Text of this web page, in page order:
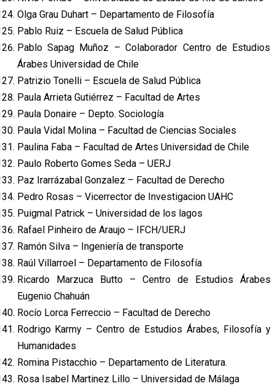
Olga Grau Duhart – Departamento de Filosofía
Pablo Ruiz – Escuela de Salud Pública
Pablo Sapag Muñoz – Colaborador Centro de Estudios
Árabes Universidad de Chile
Patrizio Tonelli – Escuela de Salud Pública
Paula Arrieta Gutiérrez – Facultad de Artes
Paula Donaire – Depto. Sociología
Paula Vidal Molina – Facultad de Ciencias Sociales
Paulina Faba – Facultad de Artes Universidad de Chile
Paulo Roberto Gomes Seda – UERJ
Paz Irarrázabal Gonzalez – Facultad de Derecho
Pedro Rosas – Vicerrector de Investigacion UAHC
Puigmal Patrick – Universidad de los lagos
Rafael Pinheiro de Araujo – IFCH/UERJ
Ramón Silva – Ingeniería de transporte
Raúl Villarroel – Departamento de Filosofía
Ricardo Marzuca Butto – Centro de Estudios Árabes
Eugenio Chahuán
Rocío Lorca Ferreccio – Facultad de Derecho
Rodrigo Karmy – Centro de Estudios Árabes, Filosofía y
Humanidades
Romina Pistacchio – Departamento de Literatura.
Rosa Isabel Martinez Lillo – Universidad de Málaga